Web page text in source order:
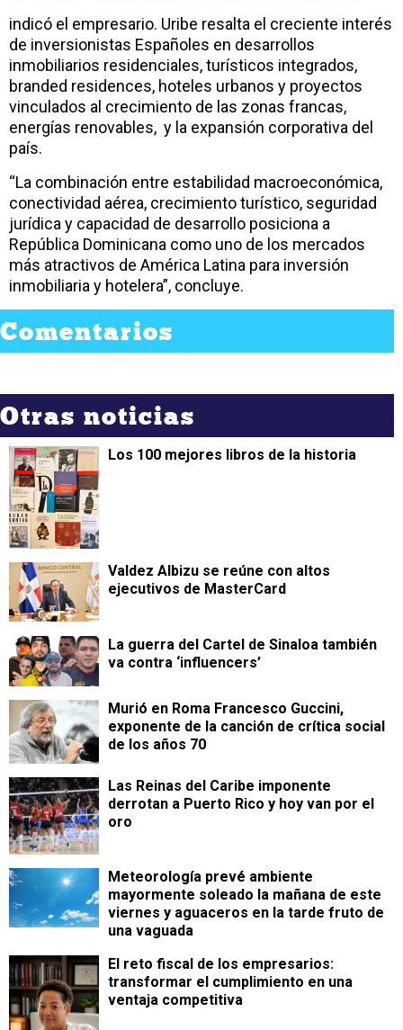
indicó el empresario. Uribe resalta el creciente interés
de inversionistas Españoles en desarrollos
inmobiliarios residenciales, turísticos integrados,
branded residences, hoteles urbanos y proyectos
vinculados al crecimiento de las zonas francas,
energías renovables, y la expansión corporativa del
país.
“La combinación entre estabilidad macroeconómica,
conectividad aérea, crecimiento turístico, seguridad
jurídica y capacidad de desarrollo posiciona a
República Dominicana como uno de los mercados
más atractivos de América Latina para inversión
inmobiliaria y hotelera”, concluye.
Comentarios
Otras noticias
Los 100 mejores libros de la historia
Valdez Albizu se reúne con altos
ejecutivos de MasterCard
La guerra del Cartel de Sinaloa también
va contra ‘influencers’
Murió en Roma Francesco Guccini,
exponente de la canción de crítica social
de los años 70
Las Reinas del Caribe imponente
derrotan a Puerto Rico y hoy van por el
oro
Meteorología prevé ambiente
mayormente soleado la mañana de este
viernes y aguaceros en la tarde fruto de
una vaguada
​El reto fiscal de los empresarios:
transformar el cumplimiento en una
ventaja competitiva